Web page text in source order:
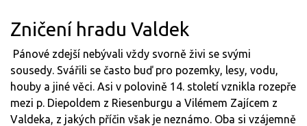
Zničení hradu Valdek
Pánové zdejší nebývali vždy svorně živi se svými
sousedy. Svářili se často buď pro pozemky, lesy, vodu,
houby a jiné věci. Asi v polovině 14. století vznikla rozepře
mezi p. Diepoldem z Riesenburgu a Vilémem Zajícem z
Valdeka, z jakých příčin však je neznámo. Oba si vzájemně